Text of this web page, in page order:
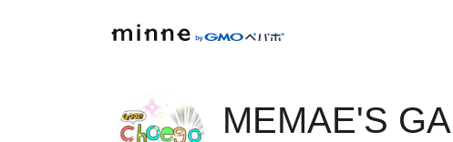
MEMAE'S